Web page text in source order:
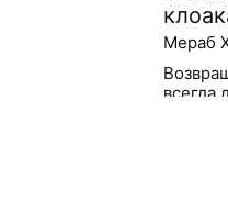
Мераб
всегда